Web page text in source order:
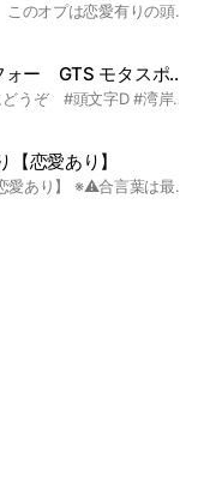
はじめまして、管理人の雨宮です！ このオプは恋愛有りの頭文字Dのなりきりオープンチャットです。 みんなで楽しく話しましょう✨️ ただ、喧嘩はやめてください。 あと荒らしや即抜け、メンバーを不快にする事を言うのもご遠慮下さい。 （特に即抜けする人…即抜けするくらいなら入ってこないでください） それでは…皆さんの参加を心より お待ちしております！ ｰｰｰｰｰｰｰｰｰｰｰｰｰｰｰｰｰｰｰｰｰｰｰｰｰｰｰｰｰｰｰｰｰｰｰｰｰ #頭文字D #なりきり #峠 #アニメ #車好き #オリキャラあり #恋愛あり
タスポ 車好きが集まるとこ
とりあえず車好きは入ってね気軽にどうぞ #頭文字D #湾岸ミッドナイト #湾岸マキシ #ニードフォースピード #カーパーキング #モータースポーツ #GTS #グランツーリスモ #車 #車好き
恋愛あり】
頭文字D & MFゴーストなりきり【恋愛あり】 ※⚠️合言葉は最後まで読めば判ります。 ※⚠️必ず入ったら大事なﾉｰﾄ読んでいいねして下さいね 此処は、頭文字D & MFゴースト のなりきりチャットです。 私は此処の管理人の MFゴーストの西園寺 恋だよ♪ 【※⚠️退室時にキャラ名無し変更で退室禁止⚠️】 【※⚠️CC (ｷｬﾗﾁｪﾝｼﾞ〈ｷｬﾗ変更〉) する場合は管理人に報告して下さい】 ※被りなし ※最大、3人 迄、掛け持ち ok. ※オリキャラなし ※極度のｷｬﾗ崩壊にはご注意下さい。 ※荒しは絶対禁止!!! 【☃︎.*⋆̩】頭文字D & MFゴーストのﾒﾝﾊﾞｰ募集中です。(切実) 【☃︎.*⋆̩】2025/11月度中10人以上の間は、 ‪ ”‬‪ 【 10人突破記念ﾗｲﾄ配信 】 ”‬ 決行予定月間予定です。 【☃︎.*⋆̩】10人突破記念ライト配信開催予定 ꙳✧˖°⌖꙳✧˖°⌖꙳✧˖°⌖꙳✧˖°⌖꙳✧˖°⌖꙳✧˖°⌖꙳✧˖° 👑管理人☃︎.*⋆̩ : 𝓡𝓮𝓷🪽❤️‍🔥 & 𝓚𝔂𝓸𝓴𝓸 ⚚☃︎໒꒱· ﾟ ꙳✧˖°⌖꙳✧˖°⌖꙳✧˖°⌖꙳✧˖°⌖꙳✧˖°⌖꙳✧˖°⌖꙳✧˖° 【合言葉 : 黒猫】 お気軽に参加してください♪ ゛(微笑み) #MFゴースト #MFｺﾞｰｽﾄ #MFG #えむえふごーすと #頭文字D #イニシャルD #いにしゃるでぃー #MFゴーストなりきり #MFGなりきり #頭文字Dなりきり #イニシャルDなりきり #ｲﾆｼｬﾙDなりきり #緩なり #緩也 #初心者でも歓迎 #初心者歓迎 #nrkr #なりきり #ナリキリ #ﾅﾘｷﾘ #也 #恋愛ok. #結婚ok. #恋愛 #結婚 #ライブトーク #ライト #ライブトーク配信あり #ライト配信 #ライト配信あり #記念ライト配信は一ヶ月間開催予定 #掛け持ち #掛け持ちok. #最大3人迄掛け持ちok.